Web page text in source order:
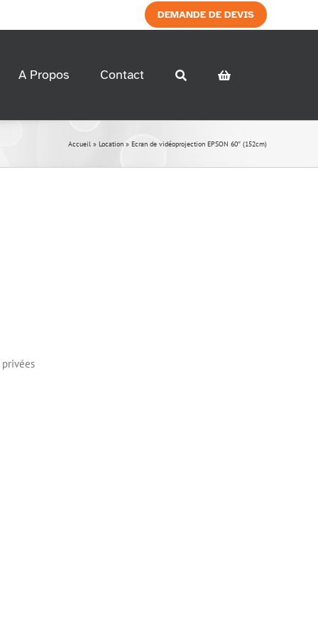
DEMANDE DE DEVIS
Electricité
> Accessoires
> Armoire Electrique
Décoration
> Accessoires
> Décoration a thème
A Propos Contact
Accueil » Location » Ecran de vidéoprojection EPSON 60″ (152cm)